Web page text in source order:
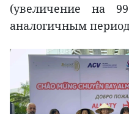
(увеличение на
аналогичным